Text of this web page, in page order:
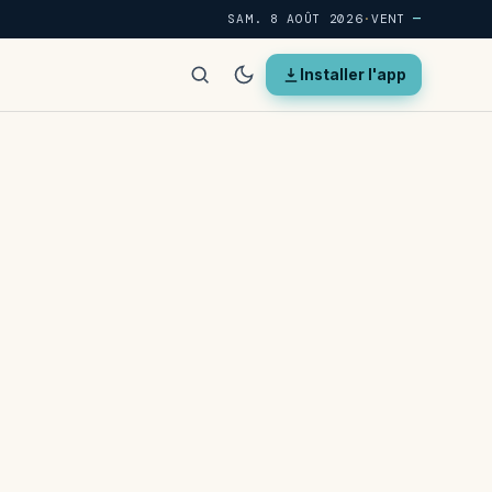
SAM. 8 AOÛT 2026 · VENT—
Installer l'app